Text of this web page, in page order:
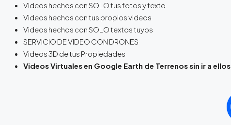
Videos hechos con SOLO tus fotos y texto
Videos hechos con tus propios videos
Videos hechos con SOLO textos tuyos
SERVICIO DE VIDEO CON DRONES
Videos 3D de tus Propiedades
Videos Virtuales en Google Earth de Terrenos sin ir a ellos